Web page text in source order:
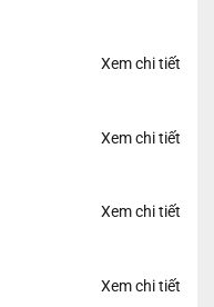
Xem chi tiết
Xem chi tiết
Xem chi tiết
Xem chi tiết